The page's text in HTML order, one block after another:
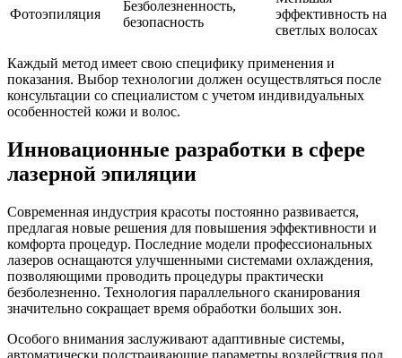
Фотоэпиляция
Безболезненность,
безопасность
эффективность на
светлых волосах
Каждый метод имеет свою специфику применения и
показания. Выбор технологии должен осуществляться после
консультации со специалистом с учетом индивидуальных
особенностей кожи и волос.
Инновационные разработки в сфере
лазерной эпиляции
Современная индустрия красоты постоянно развивается,
предлагая новые решения для повышения эффективности и
комфорта процедур. Последние модели профессиональных
лазеров оснащаются улучшенными системами охлаждения,
позволяющими проводить процедуры практически
безболезненно. Технология параллельного сканирования
значительно сокращает время обработки больших зон.
Особого внимания заслуживают адаптивные системы,
автоматически подстраивающие параметры воздействия под